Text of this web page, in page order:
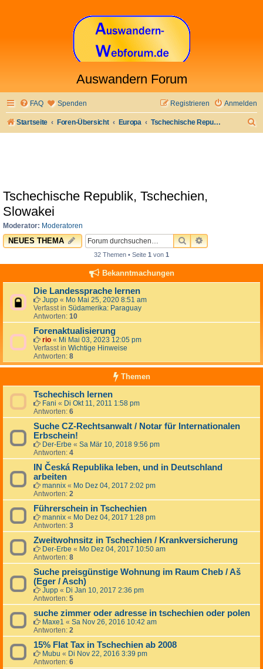
Auswandern Forum
FAQ Spenden Anmelden
Registrieren
Startseite Foren-Übersicht Europa Tschechische Republik, Tschechien, Slowakei
Tschechische Republik, Tschechien,
Slowakei
Moderator: Moderatoren
NEUES THEMA SUCHEERWEITERTE
32 Themen • Seite 1 von 1
Bekanntmachungen
Die Landessprache lernen
Jupp « Mo Mai 25, 2020 8:51 am
Verfasst in Südamerika: Paraguay
Antworten: 10
Forenaktualisierung
rio « Mi Mai 03, 2023 12:05 pm
Verfasst in Wichtige Hinweise
Antworten: 8
Themen
Tschechisch lernen
Fani « Di Okt 11, 2011 1:58 pm
Antworten: 6
Suche CZ-Rechtsanwalt / Notar für Internationalen
Erbschein!
Der-Erbe « Sa Mär 10, 2018 9:56 pm
Antworten: 4
IN Česká Republika leben, und in Deutschland
arbeiten
mannix « Mo Dez 04, 2017 2:02 pm
Antworten: 2
Führerschein in Tschechien
mannix « Mo Dez 04, 2017 1:28 pm
Antworten: 3
Zweitwohnsitz in Tschechien / Krankversicherung
Der-Erbe « Mo Dez 04, 2017 10:50 am
Antworten: 8
Suche preisgünstige Wohnung im Raum Cheb / Aš
(Eger / Asch)
Jupp « Di Jan 10, 2017 2:36 pm
Antworten: 5
suche zimmer oder adresse in tschechien oder polen
Maxe1 « Sa Nov 26, 2016 10:42 am
Antworten: 2
15% Flat Tax in Tschechien ab 2008
Mubu « Di Nov 22, 2016 3:39 pm
Antworten: 6